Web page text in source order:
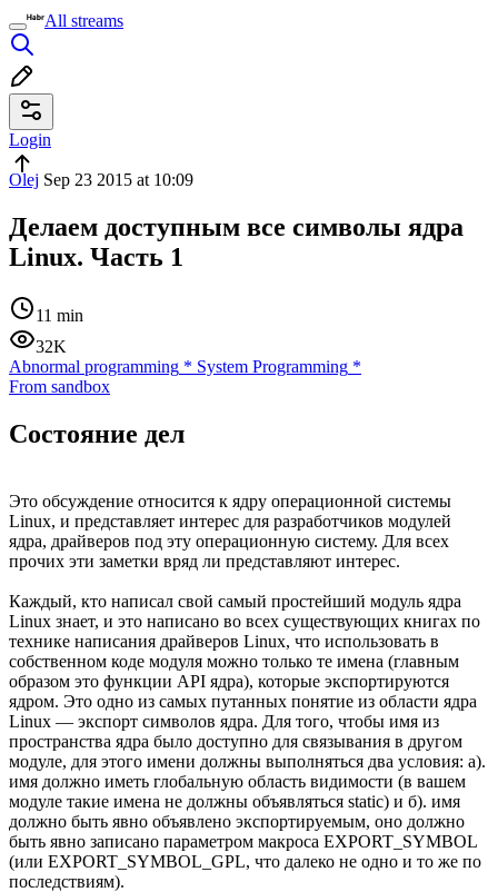
All streams
Login
Olej Sep 23 2015 at 10:09
Делаем доступным все символы ядра
Linux. Часть 1
11 min
32K
Abnormal programming * System Programming *
From sandbox
Состояние дел
Это обсуждение относится к ядру операционной системы
Linux, и представляет интерес для разработчиков модулей
ядра, драйверов под эту операционную систему. Для всех
прочих эти заметки вряд ли представляют интерес.
Каждый, кто написал свой самый простейший модуль ядра
Linux знает, и это написано во всех существующих книгах по
технике написания драйверов Linux, что использовать в
собственном коде модуля можно только те имена (главным
образом это функции API ядра), которые экспортируются
ядром. Это одно из самых путанных понятие из области ядра
Linux — экспорт символов ядра. Для того, чтобы имя из
пространства ядра было доступно для связывания в другом
модуле, для этого имени должны выполняться два условия: а).
имя должно иметь глобальную область видимости (в вашем
модуле такие имена не должны объявляться static) и б). имя
должно быть явно объявлено экспортируемым, оно должно
быть явно записано параметром макроса EXPORT_SYMBOL
(или EXPORT_SYMBOL_GPL, что далеко не одно и то же по
последствиям).